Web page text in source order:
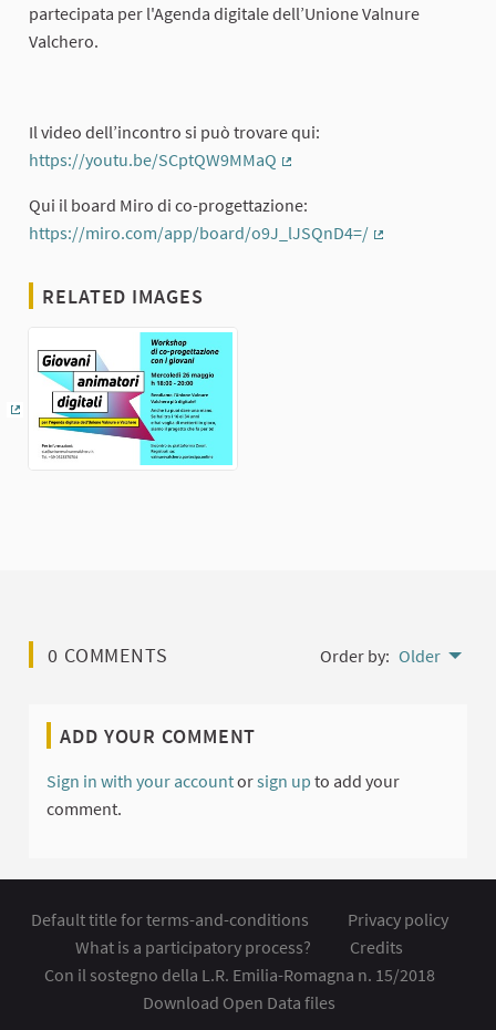
partecipata per l'Agenda digitale dell’Unione Valnure
Valchero.
Il video dell’incontro si può trovare qui:
https://youtu.be/SCptQW9MMaQ
Qui il board Miro di co-progettazione:
https://miro.com/app/board/o9J_lJSQnD4=/
RELATED IMAGES
(External link)
0 COMMENTS Order by: Older
ADD YOUR COMMENT
Sign in with your accountorsign up to add your
comment.
Default title for terms-and-conditions
Privacy policy
What is a participatory process?
Credits
Con il sostegno della L.R. Emilia-Romagna n. 15/2018
Download Open Data files